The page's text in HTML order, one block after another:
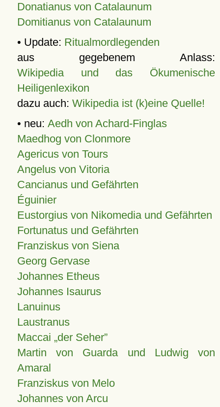
Donatianus von Catalaunum
Domitianus von Catalaunum
• Update: Ritualmordlegenden
aus gegebenem Anlass:
Wikipedia und das Ökumenische
Heiligenlexikon
dazu auch: Wikipedia ist (k)eine Quelle!
• neu: Aedh von Achard-Finglas
Maedhog von Clonmore
Agericus von Tours
Angelus von Vitoria
Cancianus und Gefährten
Éguinier
Eustorgius von Nikomedia und Gefährten
Fortunatus und Gefährten
Franziskus von Siena
Georg Gervase
Johannes Etheus
Johannes Isaurus
Lanuinus
Laustranus
Maccai „der Seher”
Martin von Guarda und Ludwig von
Amaral
Franziskus von Melo
Johannes von Arcu